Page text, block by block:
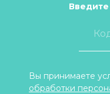
Вы принимаете
обработки